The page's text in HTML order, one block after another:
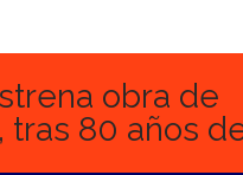
Noticias
Para ti
obra de
80 años